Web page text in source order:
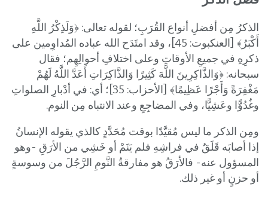
الذكرُ مِن أفضلِ أنواع القُرَبِ؛ لقوله تعالى: ﴿وَلَذِكْرُ اللَّهِ
أَكْبَرُ﴾ [العنكبوت: 45]، وقد امتَدَح الله عباده المُداوِمين على
ذكرِهِ في جميعِ الأوقاتِ وعلى اختلافِ أحوالِهِم؛ فقال
سبحانه: ﴿وَالذَّاكِرِينَ اللَّهَ كَثِيرًا وَالذَّاكِرَاتِ أَعَدَّ اللَّهُ لَهُمْ
مَغْفِرَةً وَأَجْرًا عَظِيمًا﴾ [الأحزاب: 35]؛ أي: في أدْبارِ الصلواتِ
وغُدُوًّا وعَشِيًّا، وفي المضاجِعِ وعند الانتباه مِن النوم.
ومِن الذكر ما ليس مُقيَّدًا بوقت مُحَدَّدٍ كالذي يقوله الإنسانُ
إذا أصابَه قَلَقٌ في فراشِهِ فلم يَنَمْ أو خَشِي من الأرَقِ -وهو
المسؤول عنه- فالأرَقُ هو مفارقةُ النَّومِ الرَّجُلَ من وسوسةٍ
أو حزنٍ أو غير ذلك.